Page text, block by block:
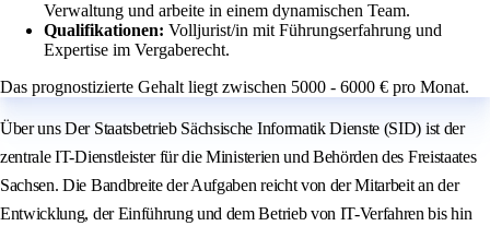
Verwaltung und arbeite in einem dynamischen Team.
Qualifikationen: Volljurist/in mit Führungserfahrung und
Expertise im Vergaberecht.
Das prognostizierte Gehalt liegt zwischen 5000 - 6000 € pro Monat.
Über uns Der Staatsbetrieb Sächsische Informatik Dienste (SID) ist der
zentrale IT-Dienstleister für die Ministerien und Behörden des Freistaates
Sachsen. Die Bandbreite der Aufgaben reicht von der Mitarbeit an der
Entwicklung, der Einführung und dem Betrieb von IT-Verfahren bis hin